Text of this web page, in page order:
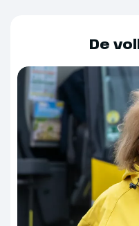
Dag 6
Isle
Solent
Isle of
mooie
zien
De